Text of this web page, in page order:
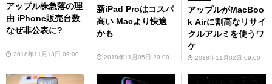
アップル株急落の理
由 iPhone販売台数
なぜ非公表に?
2018年11月13日 09:00
新iPad Proはコスパ
高い Macより快適
かも
2018年11月05日 20:00
アップルがMacBoo
k Airに割高なリサイ
クルアルミを使うワ
ケ
2018年11月02日 09:00